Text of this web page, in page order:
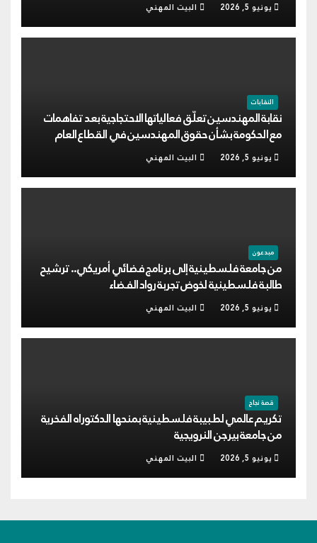
يونيو 5, 2026 البيت المهني
النقابات
نقابة المهندسين تعلّق فعالياتها الاحتجاجية بعد تفاهمات
مع الحكومة بشأن حقوق المهندسين في القطاع العام
يونيو 5, 2026 البيت المهني
مبدعون
من جامعة فلسطينية إلى برنامج فضائي أمريكي.. ترشيح
طالبة فلسطينية لخوض تجربة رواد الفضاء
يونيو 5, 2026 البيت المهني
قصة نجاح
تكريم عالمي لطبيبة فلسطينية بمنحها الدكتوراه الفخرية
من جامعة بيرجن النرويجية
يونيو 5, 2026 البيت المهني